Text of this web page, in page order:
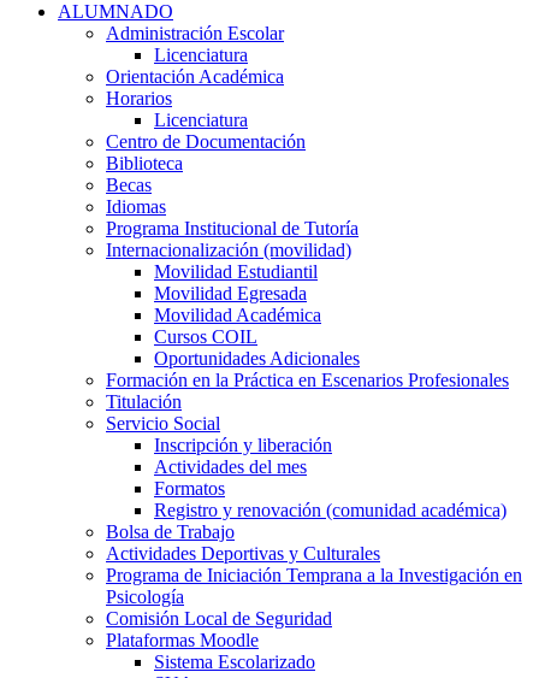
ALUMNADO
Administración Escolar
Licenciatura
Orientación Académica​
Horarios
Licenciatura
Centro de Documentación
Biblioteca
Becas
Idiomas
Programa Institucional de Tutoría
Internacionalización (movilidad)
Movilidad Estudiantil
Movilidad Egresada
Movilidad Académica
Cursos COIL
Oportunidades Adicionales
Formación en la Práctica en Escenarios Profesionales
Titulación
Servicio Social
Inscripción y liberación
Actividades del mes
Formatos
Registro y renovación (comunidad académica)
Bolsa de Trabajo
Actividades Deportivas y Culturales
Programa de Iniciación Temprana a la Investigación en
Psicología
Comisión Local de Seguridad
Plataformas Moodle
Sistema Escolarizado